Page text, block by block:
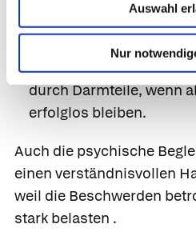
Auswahl
Nur
Die operative
und Vergrößerung des
durch Darmteile, wenn
erfolglos bleiben.
Auch die psychische
einen verständnisvollen
weil die Beschwerden
stark belasten .